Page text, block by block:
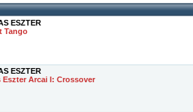
ESZTER
Tango
ESZTER
Eszter Arcai I: Crossover